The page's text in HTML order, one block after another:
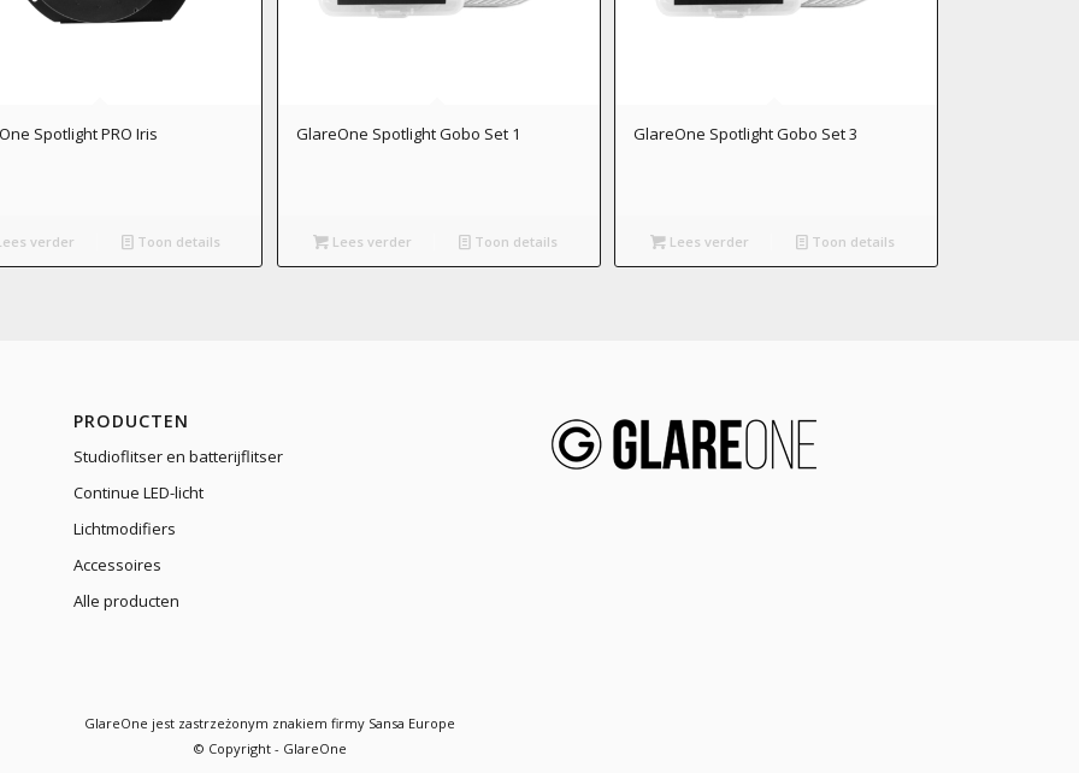
Spotlight PRO Iris
verder Toon details
GlareOne Spotlight Gobo Set 1
Lees verder Toon details
GlareOne Spotlight Gobo Set 3
Lees verder Toon details
PRODUCTEN
Studioflitser en batterijflitser
Continue LED-licht
Lichtmodifiers
Accessoires
Alle producten
GlareOne jest zastrzeżonym znakiem firmy Sansa Europe
© Copyright - GlareOne